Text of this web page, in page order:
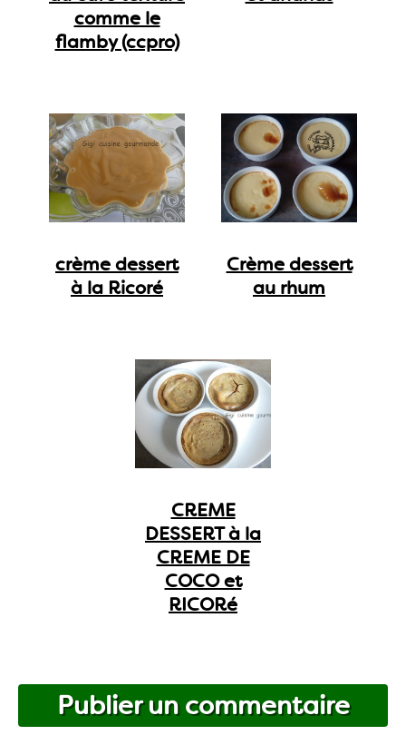
comme le
flamby (ccpro)
crème dessert
à la Ricoré
Crème dessert
au rhum
CREME
DESSERT à la
CREME DE
COCO et
RICORé
Publier un commentaire